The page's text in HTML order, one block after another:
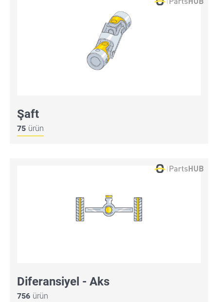
Şaft
75 ürün
Diferansiyel - Aks
756 ürün